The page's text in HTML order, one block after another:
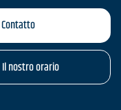
Contatto
Il nostro orario